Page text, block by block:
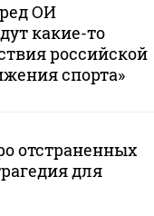
ОИ
какие-то
российской
спорта»
отстраненных
для